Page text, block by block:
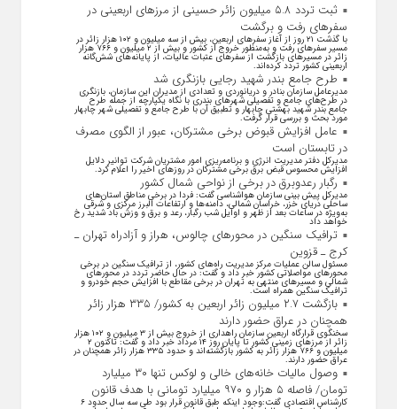
ثبت تردد ۵.۸ میلیون زائر حسینی از مرزهای اربعینی در
سفرهای رفت و برگشت
با گذشت ۲۱ روز از آغاز سفرهای اربعین، بیش از سه میلیون و ۱۰۲ هزار زائر در
مسیر سفرهای رفت و به‌منظور خروج از کشور و بیش از ۲ میلیون و ۷۶۶ هزار
زائر در مسیرهای بازگشت از سفرهای عتبات عالیات، از پایانه‌های شش‌گانه
اربعینی کشور تردد کرده‌اند.
طرح جامع بندر شهید رجایی بازنگری شد
مدیرعامل سازمان بنادر و دریانوردی و تعدادی از مدیران این سازمان، بازنگری
در طرح‌های جامع و تفصیلی شهر‌های بندری با نگاه یکپارچه از جمله طرح
جامع بندر شهید بهشتی چابهار و تطبیق آن با طرح جامع و تفصیلی شهر چابهار
مورد بحث و بررسی قرار گرفت.
عامل افزایش قبوض برخی مشترکان، عبور از الگوی مصرف
در تابستان است
مدیرکل دفتر مدیریت انرژی و برنامه‌ریزی امور مشتریان شرکت توانیر دلایل
افزایش محسوس قبض برق برخی مشترکان در روزهای اخیر را اعلام کرد.
رگبار رعدوبرق در برخی از نواحی شمال کشور
مدیرکل پیش بینی سازمان هواشناسی گفت: فردا در برخی مناطق استان‌های
ساحلی دریای خزر، خراسان شمالی، دامنه‌ها و ارتفاعات البرز مرکزی و شرقی
به‌ویژه در ساعات بعد از ظهر و اوایل شب رگبار، رعد و برق و وزش باد شدید رخ
خواهد داد
ترافیک سنگین در محورهای چالوس، هراز و آزادراه تهران ـ
کرج ـ قزوین
مسئول سالن عملیات مرکز مدیریت راه‌های کشور، از ترافیک سنگین در برخی
محورهای مواصلاتی کشور خبر داد و گفت: در حال حاضر تردد در محورهای
شمالی و مسیرهای منتهی به تهران در برخی مقاطع با افزایش حجم خودرو و
ترافیک سنگین همراه است.
بازگشت ۲.۷ میلیون زائر اربعین به کشور/ ۳۳۵ هزار زائر
همچنان در عراق حضور دارند
سخنگوی قرارگاه اربعین سازمان راهداری از خروج بیش از ۳ میلیون و ۱۰۲ هزار
زائر از مرز‌های زمینی کشور تا پایان روز ۱۴ مرداد خبر داد و گفت: تاکنون ۲
میلیون و ۷۶۶ هزار زائر به کشور بازگشته‌اند و حدود ۳۳۵ هزار زائر همچنان در
عراق حضور دارند.
وصول مالیات خانه‌های خالی و لوکس تنها ۳۰ میلیارد
تومان/ فاصله ۵ هزار و ۹۷۰ میلیارد تومانی با هدف قانون
کارشناس اقتصادی گفت:وجود اینکه طبق قانون قرار بود طی سه سال حدود ۶